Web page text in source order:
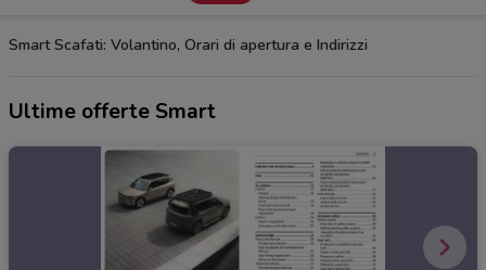
Smart Scafati: Volantino, Orari di apertura e Indirizzi
Ultime offerte Smart